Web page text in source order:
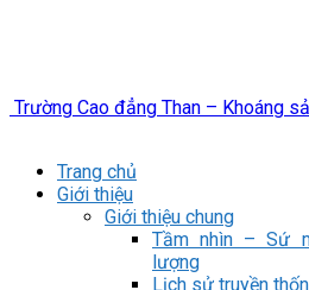
Trường Cao đẳng Than – Khoáng
Trang chủ
Giới thiệu
Giới thiệu chung
Tầm nhìn – Sứ
lượng
Lịch sử truyền